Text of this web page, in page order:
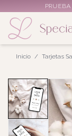
Inicio / Tarjetas